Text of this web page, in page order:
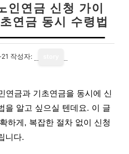
인연금 신청 가이
연금 동시 수령법
작성자:
연금과 기초연금을 동시에 신
을 알고 싶으실 텐데요. 이 글
하게, 복잡한 절차 없이 신청
니다.